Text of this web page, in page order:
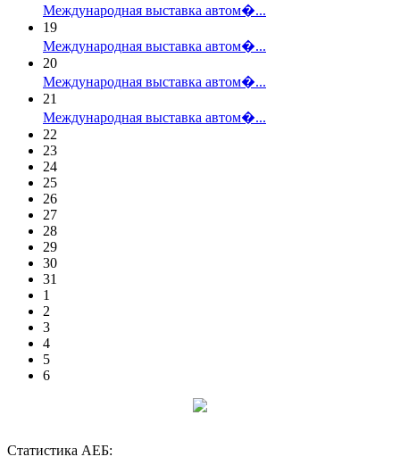
Международная выставка автом�...
19
Международная выставка автом�...
20
Международная выставка автом�...
21
Международная выставка автом�...
22
23
24
25
26
27
28
29
30
31
1
2
3
4
5
6
Статистика АЕБ: